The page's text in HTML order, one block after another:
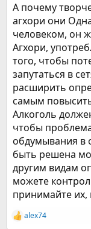
А почему
агхори они
человеком, он
Агхори,
того, чтобы
запутаться в
расширить
самым
Алкоголь
чтобы
обдумывания в
быть решена
другим видам
можете
принимайте их,
Р
alex74